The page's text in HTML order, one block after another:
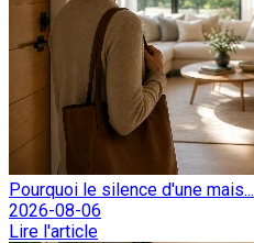
Pourquoi le silence d'une mais...
2026-08-06
Lire l'article